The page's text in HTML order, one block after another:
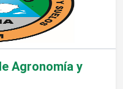
Agronomía y